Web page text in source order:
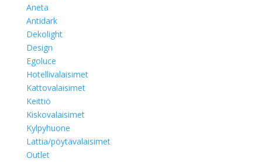
Aneta
Antidark
Dekolight
Design
Egoluce
Hotellivalaisimet
Kattovalaisimet
Keittiö
Kiskovalaisimet
Kylpyhuone
Lattia/pöytävalaisimet
Outlet